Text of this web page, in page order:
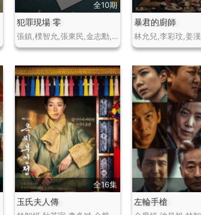
全10期
犯罪現場 零
張鎮,樸智允,張東民,金志勳,安宥真
暴君的廚師
林允兒,李彩玟,姜
全16集
玉氏夫人傳 左輪手槍